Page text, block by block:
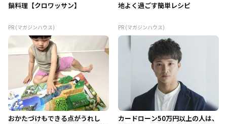
鍋料理【クロワッサン】
PR (マガジンハウス)
地よく過ごす簡単レシピ
PR (マガジンハウス)
おかたづけもできる点がうれし
カードローン50万円以上の人は、